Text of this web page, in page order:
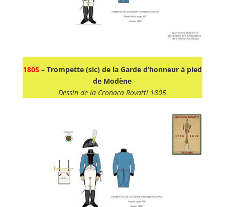
1805 – Trompette (sic) de la Garde d’honneur à pied
de Modène
Dessin de la Cronaca Rovatti 1805